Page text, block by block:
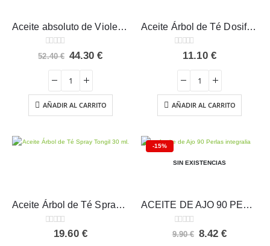
Aceite absoluto de Violeta Esential Aroms
0 out of 5
52.40€ El
original
era:
52.40 €.
44.30€El
44.30 €.
AÑADIR AL CARRITO
Aceite Árbol de Té Dosificador Tongil 15 ml
out of 5
11.10 €
AÑADIR AL CARRITO
Aceite Árbol de Té Spray Tongil 30 ml
out of 5
19.60 €
-15%
SIN EXISTENCIAS
ACEITE DE AJO 90 PERLAS Integralia
0 out of 5
9.90€ El
8.42€El